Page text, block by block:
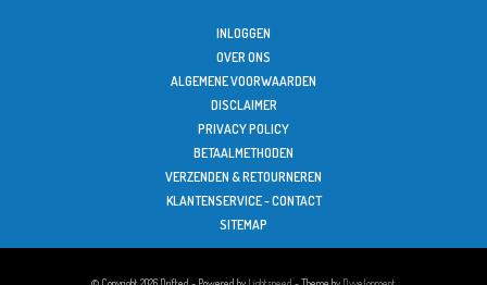
INLOGGEN
OVER ONS
ALGEMENE VOORWAARDEN
DISCLAIMER
PRIVACY POLICY
BETAALMETHODEN
VERZENDEN & RETOURNEREN
KLANTENSERVICE - CONTACT
SITEMAP